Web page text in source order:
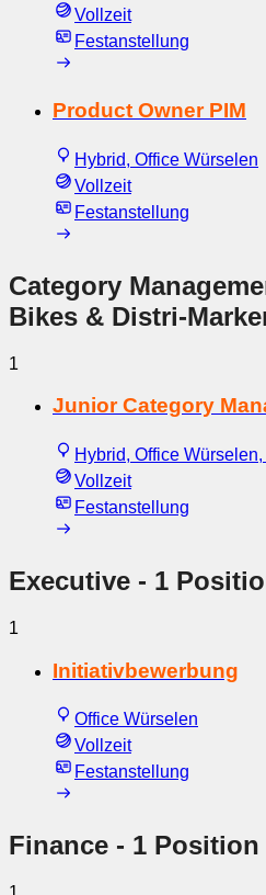
Vollzeit
Festanstellung
Product Owner PIM
Hybrid, Office Würselen
Vollzeit
Festanstellung
Category
Bikes & Distri-
1
Junior Category
Hybrid, Office
Vollzeit
Festanstellung
Executive - 1
1
Initiativbewerbung
Office Würselen
Vollzeit
Festanstellung
Finance - 1 Position